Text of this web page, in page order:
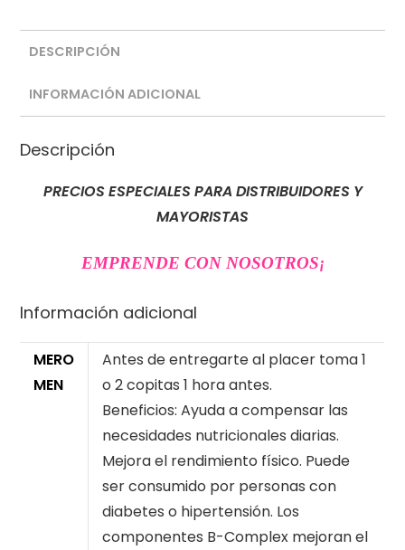
DESCRIPCIÓN
INFORMACIÓN ADICIONAL
Descripción
PRECIOS ESPECIALES PARA DISTRIBUIDORES Y
MAYORISTAS
EMPRENDE CON NOSOTROS¡
Información adicional
MERO
MEN
Antes de entregarte al placer toma 1
o 2 copitas 1 hora antes.
Beneficios: Ayuda a compensar las
necesidades nutricionales diarias.
Mejora el rendimiento físico. Puede
ser consumido por personas con
diabetes o hipertensión. Los
componentes B-Complex mejoran el